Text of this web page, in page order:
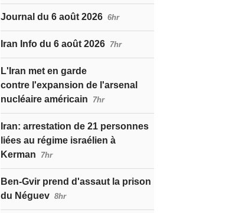
Journal du 6 août 2026 6hr
Iran Info du 6 août 2026 7hr
L'Iran met en garde
contre l'expansion de l'arsenal
nucléaire américain
7hr
Iran: arrestation de 21 personnes
liées au régime israélien à
Kerman
7hr
Ben-Gvir prend d'assaut la prison
du Néguev 8hr